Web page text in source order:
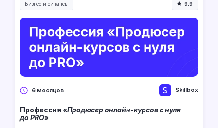
Бизнес и финансы 9.9
6 месяцев Skillbox
Профессия «Продюсер онлайн-курсов с нуля
до PRO»